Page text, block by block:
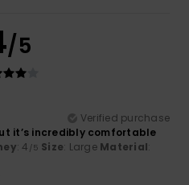
/5
Verified purchase
it’s incredibly comfortable
: 4 /5 Size: Large Material: